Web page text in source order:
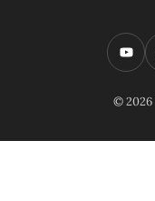
Y
o
t
© 2026